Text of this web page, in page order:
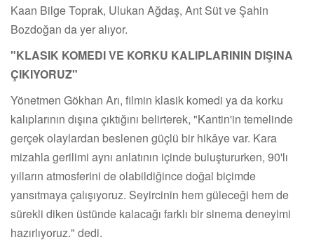
Kaan Bilge Toprak, Ulukan Ağdaş, Ant Süt ve Şahin
Bozdoğan da yer alıyor.
"KLASIK KOMEDI VE KORKU KALIPLARININ DIŞINA
ÇIKIYORUZ"
Yönetmen Gökhan Arı, filmin klasik komedi ya da korku
kalıplarının dışına çıktığını belirterek, "Kantin'in temelinde
gerçek olaylardan beslenen güçlü bir hikâye var. Kara
mizahla gerilimi aynı anlatının içinde buluştururken, 90'lı
yılların atmosferini de olabildiğince doğal biçimde
yansıtmaya çalışıyoruz. Seyircinin hem güleceği hem de
sürekli diken üstünde kalacağı farklı bir sinema deneyimi
hazırlıyoruz." dedi.